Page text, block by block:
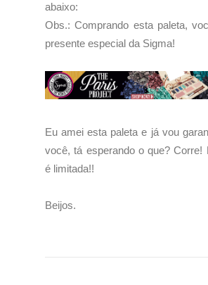
abaixo:
Obs.: Comprando esta paleta,
presente especial da Sigma!
Eu amei esta paleta e já vou
você, tá esperando o que? Corre!
é limitada!!
Beijos.